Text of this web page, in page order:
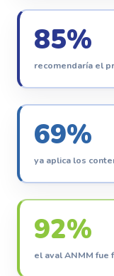
85%
recomendaría el
69%
ya aplica los
92%
el aval ANMM fue